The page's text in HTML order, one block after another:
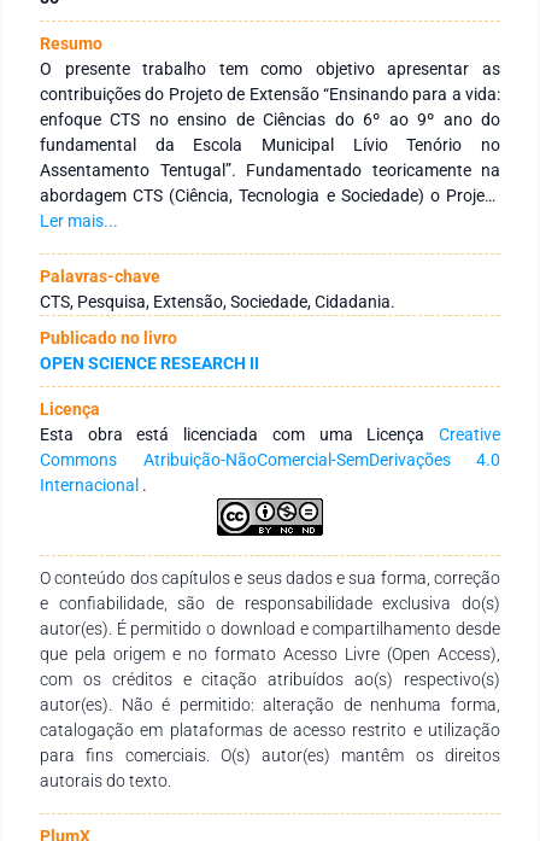
Resumo
O presente trabalho tem como objetivo apresentar as
contribuições do Projeto de Extensão “Ensinando para a vida:
enfoque CTS no ensino de Ciências do 6º ao 9º ano do
fundamental da Escola Municipal Lívio Tenório no
Assentamento Tentugal”. Fundamentado teoricamente na
abordagem CTS (Ciência, Tecnologia e Sociedade) o Projeto
desenvolveu intervenções pedagógicas observando os
articulação teoria-prática. Para tanto, foi utilizada a
metodologia da problematização com o Arco de Maguerez
segundo a qual, a partir da observação da realidade, é
possível identificar pontos-chaves, teorizá-los, propor
soluções e, por fim, retornar à realidade estudada
apresentando propostas para a sua transformação. Nesse
sentido, foi realizada uma pesquisa com aplicação de
questionários a estudantes, docentes e famílias do
Assentamento Tentugal objetivando identificar os principais
problemas da comunidade que pudessem ser abordados no
contexto do ensino de ciências. Os dados levantados foram
segmentos como forma de definir os temas geradores a
serem priorizados nodesenvolvimento do Projeto,
subsidiando a realização de intervenções no formato de
oficinas pedagógicas que contemplavam atividades teóricas
e práticas, numa abordagem contextualizada e
interdisciplinar. Com o desenvolvimento dessas ações
pretendeu-se contribuir para a aprendizagem de ciências na
perspectiva CTS, desenvolvendo, nos estudantes, a
consciência da responsabilidade social, pessoal e coletiva,
comunidade.
Ler mais...
Palavras-chave
CTS, Pesquisa, Extensão, Sociedade, Cidadania.
Publicado no livro
OPEN SCIENCE RESEARCH II
Licença
Esta obra está licenciada com uma Licença Creative
Commons Atribuição-NãoComercial-SemDerivações 4.0
Internacional .
O conteúdo dos capítulos e seus dados e sua forma, correção
e confiabilidade, são de responsabilidade exclusiva do(s)
autor(es). É permitido o download e compartilhamento desde
que pela origem e no formato Acesso Livre (Open Access),
com os créditos e citação atribuídos ao(s) respectivo(s)
autor(es). Não é permitido: alteração de nenhuma forma,
catalogação em plataformas de acesso restrito e utilização
para fins comerciais. O(s) autor(es) mantêm os direitos
autorais do texto.
PlumX